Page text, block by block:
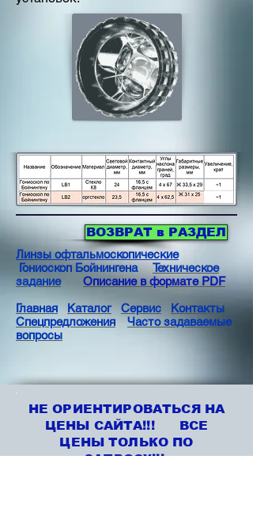
ВОЗВРАТ в РАЗДЕЛ
Линзы офтальмоскопические
Гониоскоп БойнингенаТехническое
задание
Описание в формате PDF
Главная
Каталог Сервис
Контакты
Спецпредложения
Часто задаваемые
вопросы
НЕ ОРИЕНТИРОВАТЬСЯ НА
ЦЕНЫ САЙТА!!! ВСЕ
ЦЕНЫ ТОЛЬКО ПО
ЗАПРОСУ!!!